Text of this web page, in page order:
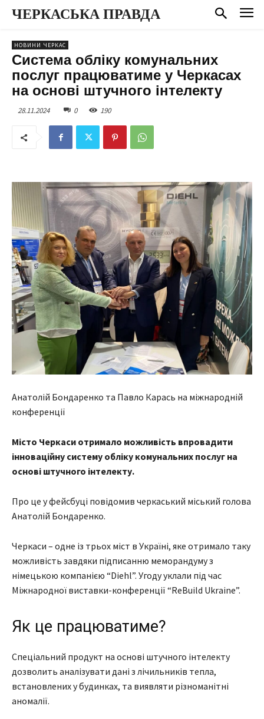
ЧЕРКАСЬКА ПРАВДА
НОВИНИ ЧЕРКАС
Система обліку комунальних
послуг працюватиме у Черкасах
на основі штучного інтелекту
28.11.2024 0 190
Анатолій Бондаренко та Павло Карась на міжнародній
конференції
Місто Черкаси отримало можливість впровадити
інноваційну систему обліку комунальних послуг на
основі штучного інтелекту.
Про це у фейсбуці повідомив черкаський міський голова
Анатолій Бондаренко.
Черкаси – одне із трьох міст в Україні, яке отримало таку
можливість завдяки підписанню меморандуму з
німецькою компанією “Diehl”. Угоду уклали під час
Міжнародної виставки-конференції “ReBuild Ukraine”.
Як це працюватиме?
Спеціальний продукт на основі штучного інтелекту
дозволить аналізувати дані з лічильників тепла,
встановлених у будинках, та виявляти різноманітні
аномалії.